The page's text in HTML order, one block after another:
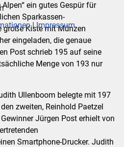
ein gutes Gespür für
Sparkassen-
große Kiste mit Münzen
eingeladen, die genaue
Post schrieb 195 auf seine
Menge von 193 nur
Ullenboom belegte mit 197
zweiten, Reinhold Paetzel
Jürgen Post erhielt von
Smartphone-Drucker. Judith
|Impressum